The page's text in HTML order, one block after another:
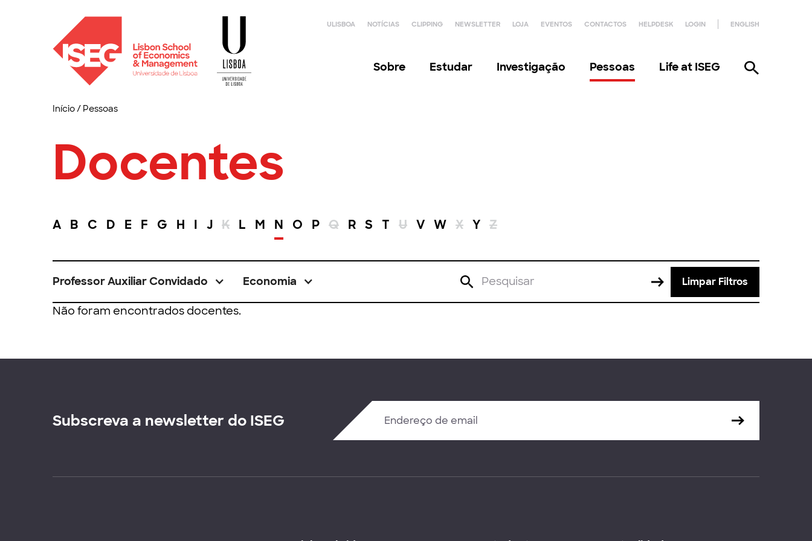
ULISBOA NOTÍCIAS CLIPPING NEWSLETTER LOJA EVENTOS CONTACTOS HELPDESK LOGIN ENGLISH
Sobre Estudar Investigação Pessoas Life at ISEG
Início/ Pessoas
Docentes
A B C D E F G H I J K L M N O P Q R S T U V W X Y Z
Professor Auxiliar Convidado Economia Limpar Filtros
Não foram encontrados docentes.
Subscreva a newsletter do ISEG